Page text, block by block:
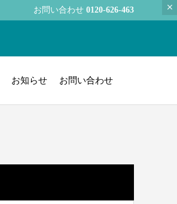
お問い合わせ 0120-626-463
お知らせ お問い合わせ